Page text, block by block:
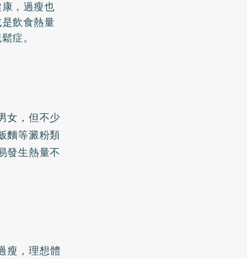
，過瘦也
飲食熱量
症。
女，但不少
麵等澱粉類
發生熱量不
瘦，理想體